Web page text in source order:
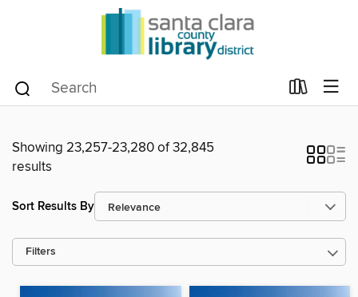
Showing 23,257-23,280 of 32,845
results
Sort Results By
Filters